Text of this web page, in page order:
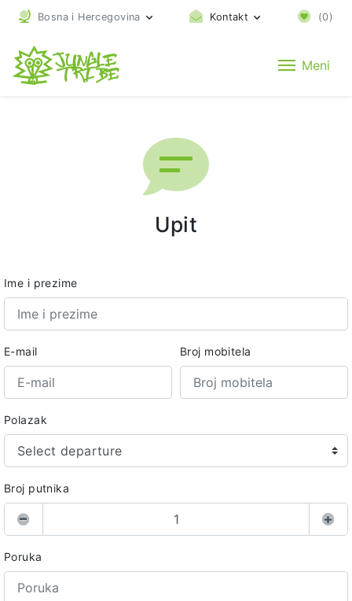
Bosna i Hercegovina Kontakt (0)
Meni
Upit
Ime i prezime
E-mail Broj mobitela
Polazak
Select departure
Broj putnika
Poruka